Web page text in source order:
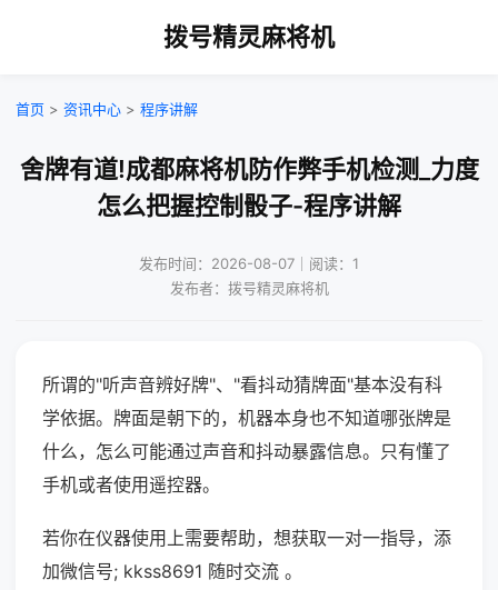
拨号精灵麻将机
首页 > 资讯中心 > 程序讲解
舍牌有道!成都麻将机防作弊手机检测_力度
怎么把握控制骰子-程序讲解
发布时间：2026-08-07｜阅读：1
发布者：拨号精灵麻将机
所谓的"听声音辨好牌"、"看抖动猜牌面"基本没有科
学依据。牌面是朝下的，机器本身也不知道哪张牌是
什么，怎么可能通过声音和抖动暴露信息。只有懂了
手机或者使用遥控器。
若你在仪器使用上需要帮助，想获取一对一指导，添
加微信号; kkss8691 随时交流 。